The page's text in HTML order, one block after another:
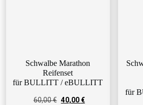
Schwalbe Marathon
Reifenset
für BULLITT / eBULLITT
60,00€ Ursprünglicher Preis war:
40,00 €Aktueller Preis ist:
für